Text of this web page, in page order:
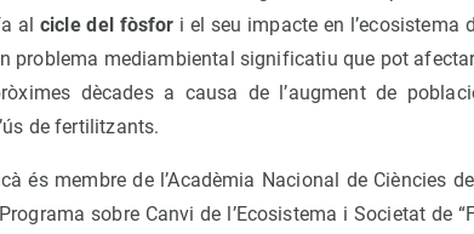
al cicle del fòsfor i el seu impacte en l’ecosistema
problema mediambiental significatiu que pot
dècades a causa de l’augment de
de fertilitzants.
és membre de l’Acadèmia Nacional de Ciències
sobre Canvi de l’Ecosistema i Societat de